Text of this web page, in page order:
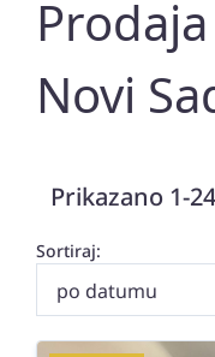
Novi
Prikazano 1-
Sortiraj:
po datumu